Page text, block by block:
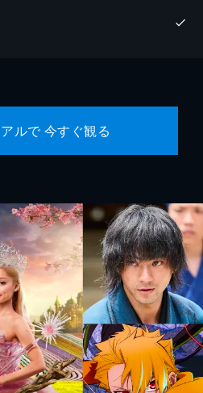
ルで 今すぐ観る